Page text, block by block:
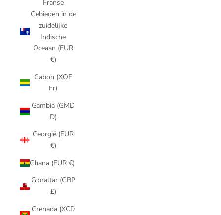
Franse
Gebieden in de
zuidelijke
Indische
Oceaan (EUR
€)
Gabon (XOF
Fr)
Gambia (GMD
D)
Georgië (EUR
€)
Ghana (EUR €)
Gibraltar (GBP
£)
Grenada (XCD